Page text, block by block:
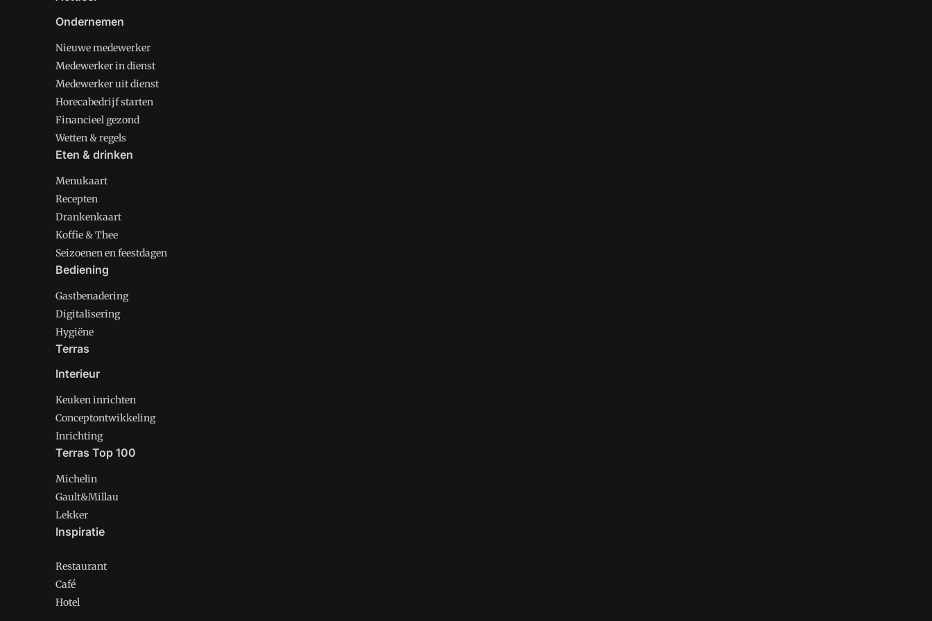
Ondernemen
Nieuwe medewerker
Medewerker in dienst
Medewerker uit dienst
Horecabedrijf starten
Financieel gezond
Wetten & regels
Eten & drinken
Menukaart
Recepten
Drankenkaart
Koffie & Thee
Seizoenen en feestdagen
Bediening
Gastbenadering
Digitalisering
Hygiëne
Terras
Interieur
Keuken inrichten
Conceptontwikkeling
Inrichting
Terras Top 100
Michelin
Gault&Millau
Lekker
Inspiratie
Restaurant
Café
Hotel